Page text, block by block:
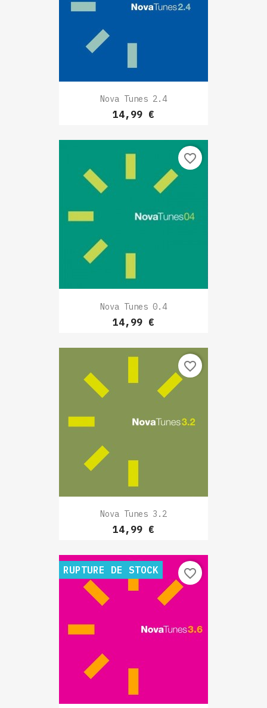
Nova Tunes 2.4
Prix
14,99 €
Nova Tunes 0.4
Prix
14,99 €
favorite_border
Nova Tunes 3.2
Prix
14,99 €
favorite_border
RUPTURE DE STOCK favorite_border